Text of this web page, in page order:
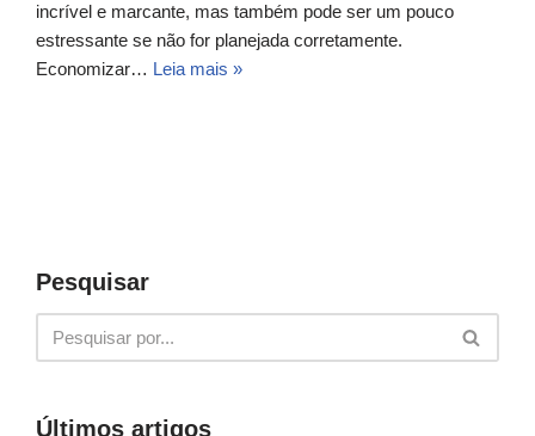
incrível e marcante, mas também pode ser um pouco
estressante se não for planejada corretamente.
Economizar… Leia mais »
Pesquisar
Últimos artigos